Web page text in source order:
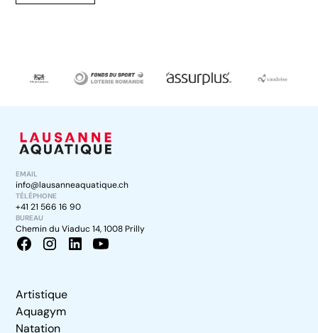
EMAIL
info@lausanneaquatique.ch
TÉLÉPHONE
+41 21 566 16 90
BUREAU
Chemin du Viaduc 14, 1008 Prilly
Artistique
Aquagym
Natation